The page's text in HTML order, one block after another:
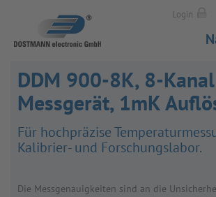
Login
DDM 900-8K, 8-
Messgerät, 1mK
Für hoch­prä­zise
Kali­brier- und For­schungs­la­bor.
Die Mess­ge­nau­ig­kei­ten sind an die